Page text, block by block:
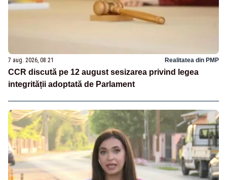
7 aug. 2026, 08:21 Realitatea din PMP
CCR discută pe 12 august sesizarea privind legea
integrității adoptată de Parlament